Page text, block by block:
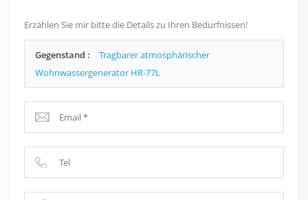
Erzählen Sie mir bitte die Details zu Ihren Bedürfnissen!
Gegenstand :
Tragbarer atmosphärischer
Wohnwassergenerator HR-77L